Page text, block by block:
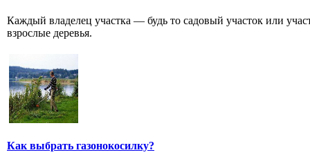
Каждый владелец участка — будь то садовый участок или
взрослые деревья.
Как выбрать газонокосилку?